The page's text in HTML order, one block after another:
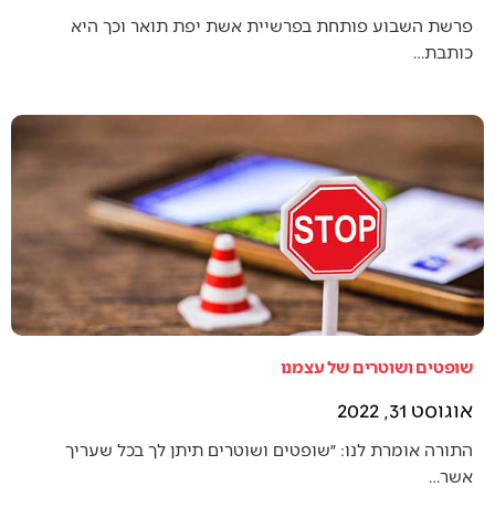
פרשת השבוע פותחת בפרשיית אשת יפת תואר וכך היא
כותבת…
שופטים ושוטרים של עצמנו
אוגוסט 31, 2022
התורה אומרת לנו: ״שופטים ושוטרים תיתן לך בכל שעריך
אשר…